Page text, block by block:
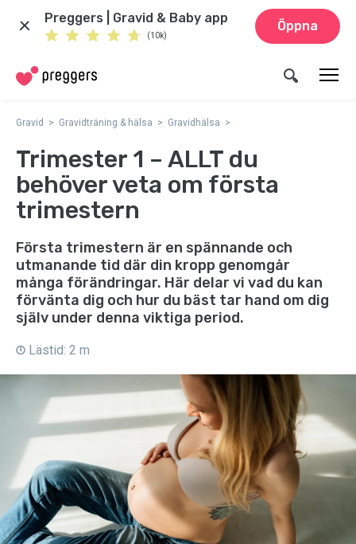
Preggers | Gravid & Baby app
(10k)
Öppna
Gravid Gravidträning & hälsa Gravidhälsa
Trimester 1 – ALLT du
behöver veta om första
trimestern
Första trimestern är en spännande och
utmanande tid där din kropp genomgår
många förändringar. Här delar vi vad du kan
förvänta dig och hur du bäst tar hand om dig
själv under denna viktiga period.
Lästid: 2 m